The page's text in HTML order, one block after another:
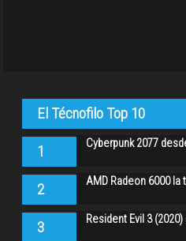
El Técnofilo Top 10
1 Cyberpunk 2077
2 AMD Radeon 6000
3 Resident Evil 3